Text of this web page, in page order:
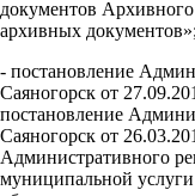
документов
архивных документов»;
- постановление
Саяногорск от
постановление
Саяногорск от
Административного
муниципальной